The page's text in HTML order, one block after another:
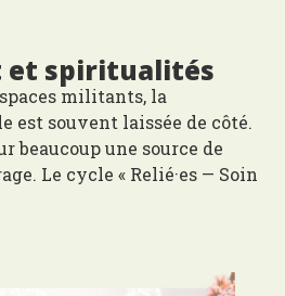
et spiritualités
militants, la
est souvent laissée de côté.
beaucoup une source de
Le cycle « Relié·es — Soin